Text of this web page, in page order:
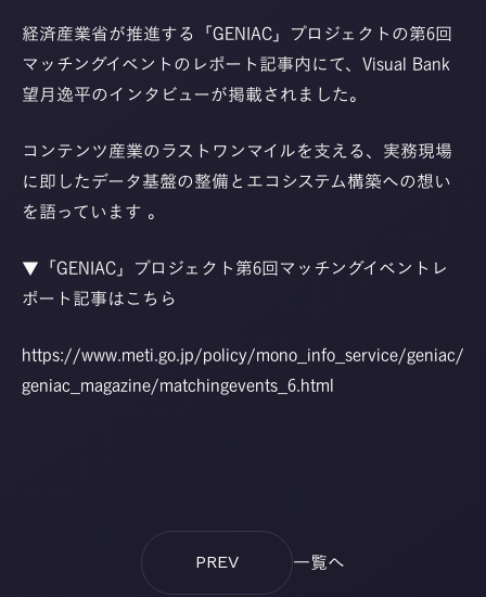
経済産業省が推進する「GENIAC」プロジェクトの第6回
マッチングイベントのレポート記事内にて、Visual Bank
望月逸平のインタビューが掲載されました。
コンテンツ産業のラストワンマイルを支える、実務現場
に即したデータ基盤の整備とエコシステム構築への想い
を語っています 。
▼「GENIAC」プロジェクト第6回マッチングイベントレ
ポート記事はこちら
https://www.meti.go.jp/policy/mono_info_service/geniac/
geniac_magazine/matchingevents_6.html
PREV 一覧へ